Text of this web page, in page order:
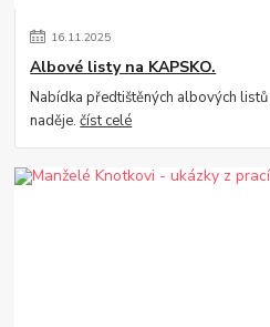
16.11.2025
Albové listy na KAPSKO.
Nabídka předtištěných albových
naděje.číst celé